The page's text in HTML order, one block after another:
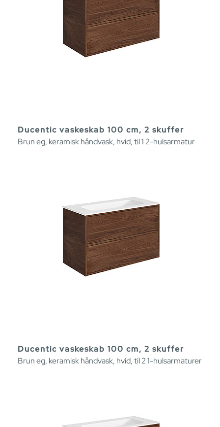
Ducentic vaskeskab 100 cm, 2 skuffer
Brun eg, keramisk håndvask, hvid, til 1 2-hulsarmatur
Ducentic vaskeskab 100 cm, 2 skuffer
Brun eg, keramisk håndvask, hvid, til 2 1-hulsarmaturer